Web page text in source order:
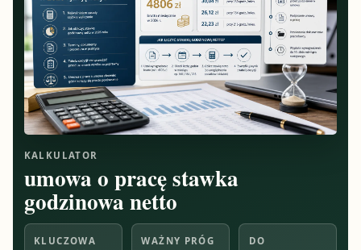
KALKULATOR
umowa o pracę stawka
godzinowa netto
KLUCZOWA
WAŻNY PRÓG
DO